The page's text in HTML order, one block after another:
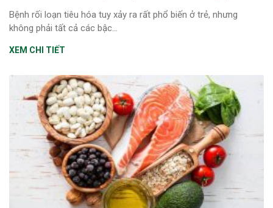
Bệnh rối loạn tiêu hóa tuy xảy ra rất phổ biến ở trẻ, nhưng
không phải tất cả các bậc...
XEM CHI TIẾT